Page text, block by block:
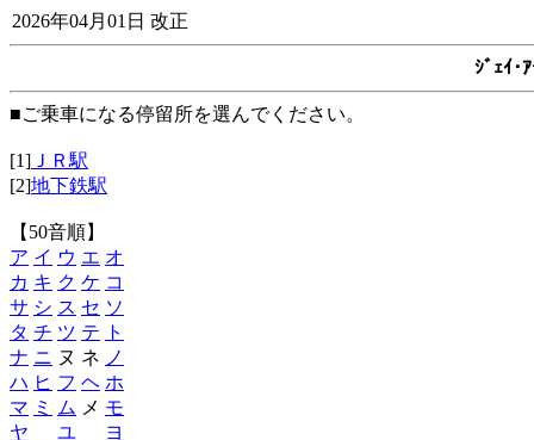
2026年04月01日 改正
ｼﾞｪｲ･
■ご乗車になる停留所を選んでください。
[1] ＪＲ駅
[2]地下鉄駅
【50音順】
ア イ ウ エ オ
カ キ ク ケ コ
サ シ ス セ ソ
タ チ ツ テ
ト
ナ ニ ヌ ネ ノ
ハ ヒ フ ヘ ホ
マ ミ ム メ モ
ヤ
ユ
ヨ